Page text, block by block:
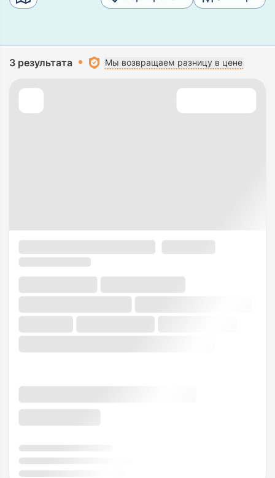
3 результата Мы возвращаем разницу в цене